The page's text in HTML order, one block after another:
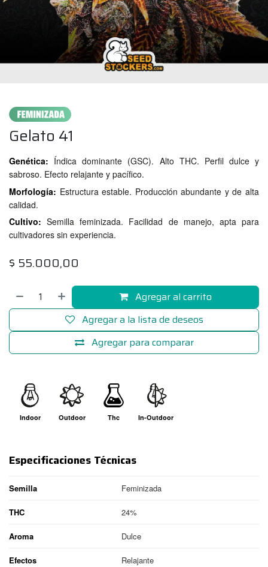
Gelato 41
Genética: Índica dominante (GSC). Alto THC. Perfil dulce y
sabroso. Efecto relajante y pacífico.
Morfología: Estructura estable. Producción abundante y de alta
calidad.
Cultivo: Semilla feminizada. Facilidad de manejo, apta para
cultivadores sin experiencia.
$ 55.000,00
Agregar al carrito
Agregar para comparar
Agregar a la lista de deseos
Indoor Outdoor Thc In-Outdoor
Especificaciones Técnicas
Semilla Feminizada
THC 24%
Aroma Dulce
Efectos Relajante